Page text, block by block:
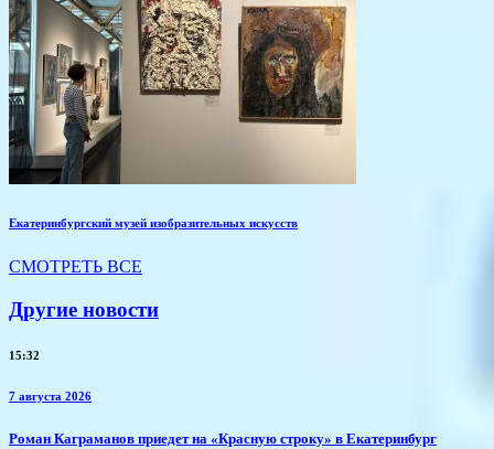
Екатеринбургский музей изобразительных искусств
СМОТРЕТЬ ВСЕ
Другие новости
15:32
7 августа 2026
​Роман Каграманов приедет на «Красную строку» в Екатеринбург